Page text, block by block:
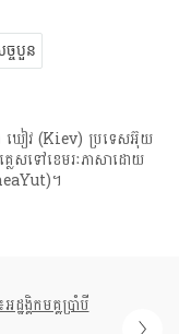
ចបួន
ង ឃៀវ (Kiev) ប្រទេសអ៊ុយ
េសទៅខេមរៈភាសាដោយ
។
ឋង្គិកមគ្គប្រាំបី